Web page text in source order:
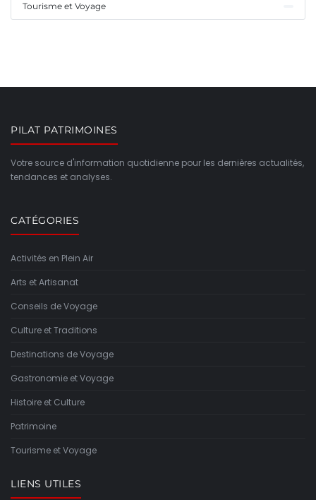
Tourisme et Voyage
PILAT PATRIMOINES
Votre source d'information quotidienne pour les dernières actualités,
tendances et analyses.
CATÉGORIES
Activités en Plein Air
Arts et Artisanat
Conseils de Voyage
Culture et Traditions
Destinations de Voyage
Gastronomie et Voyage
Histoire et Culture
Patrimoine
Tourisme et Voyage
LIENS UTILES